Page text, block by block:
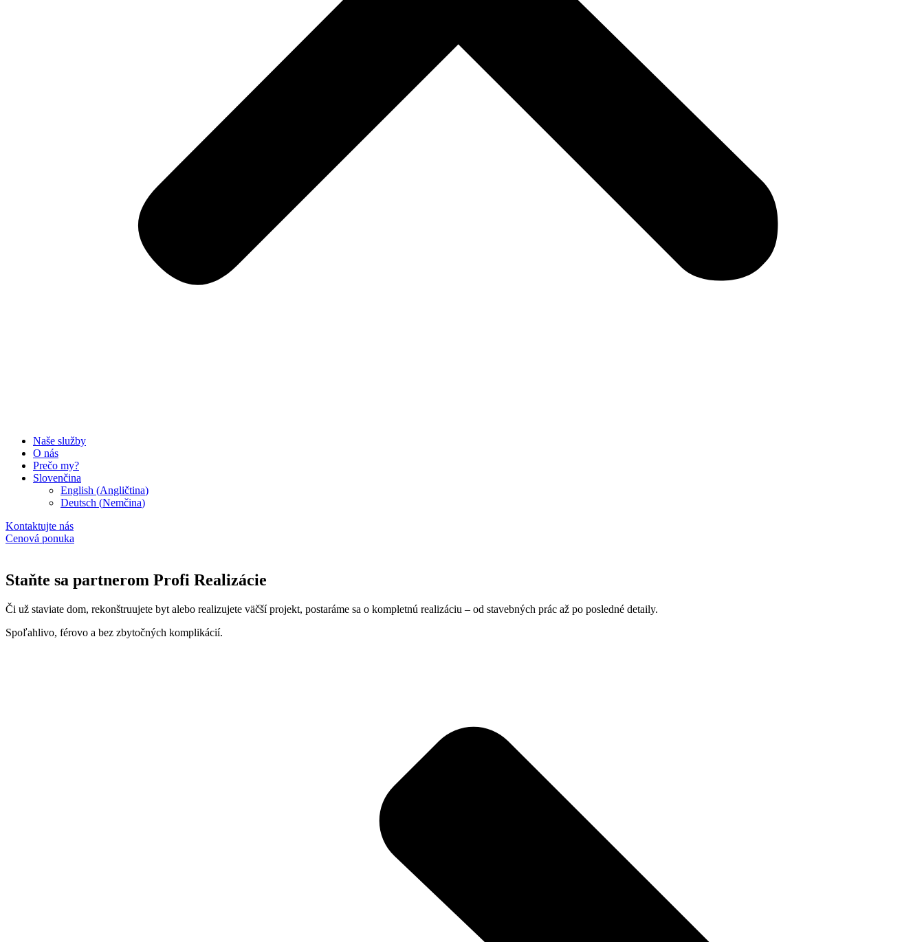
Naše služby
O nás
Prečo my?
Slovenčina
English (Angličtina)
Deutsch (Nemčina)
Kontaktujte nás
Cenová ponuka
Staňte sa partnerom Profi Realizácie
Či už staviate dom, rekonštruujete byt alebo realizujete väčší projekt, postaráme sa o kompletnú realizáciu – od stavebných prác až po posledné detaily.
Spoľahlivo, férovo a bez zbytočných komplikácií.